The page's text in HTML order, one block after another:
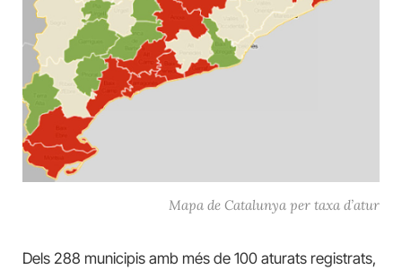
Mapa de Catalunya per taxa d’atur
Dels 288 municipis amb més de 100 aturats registrats,